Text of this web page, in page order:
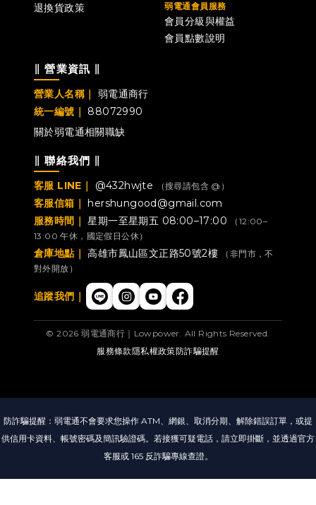
退換貨政策
弱電通會員服務
會員分級與權益
會員點數說明
∥ 營業資訊 ∥
營業人名稱｜
弱電通商行
統一編號｜
88072990
關於弱電通相關職缺
∥ 聯絡我們 ∥
客服 LINE｜ @432hwjte （搜尋請包含 @）
客服信箱｜ hershungood@gmail.com
服務時間｜ 星期一至星期五 08:00–17:00
（12:00–
13:00 午休，國定假日公休）
倉庫地點｜ 高雄市鳳山區文正路50號2樓
（非門市，不
對外開放）
追蹤我們｜
© 2026 弱電通商行｜Lowpower. All Rights Reserved.
服務條款隱私權政策防詐騙提醒
防詐騙提醒：弱電通不會要求您操作 ATM、網銀、取消分期、解除錯誤訂單，或提
供信用卡資料、帳號密碼及簡訊驗證碼。若接獲可疑電話，請立即掛斷，並透過官方
客服或 165 反詐騙專線查證。